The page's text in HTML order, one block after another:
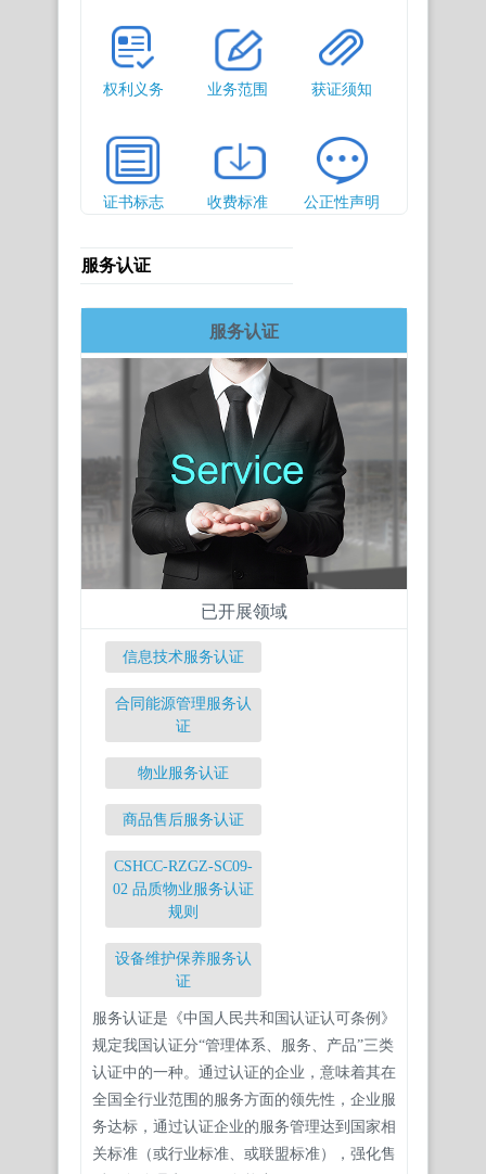
权利义务 业务范围 获证须知
证书标志 收费标准 公正性声明
服务认证
服务认证
已开展领域
信息技术服务认证
合同能源管理服务认
证
物业服务认证
商品售后服务认证
CSHCC-RZGZ-SC09-
02 品质物业服务认证
规则
设备维护保养服务认
证
服务认证是《中国人民共和国认证认可条例》
规定我国认证分“管理体系、服务、产品”三类
认证中的一种。通过认证的企业，意味着其在
全国全行业范围的服务方面的领先性，企业服
务达标，通过认证企业的服务管理达到国家相
关标准（或行业标准、或联盟标准），强化售